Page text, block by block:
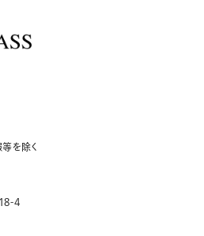
を除く
4